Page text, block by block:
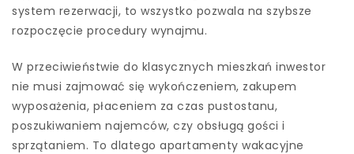
system rezerwacji, to wszystko pozwala na szybsze
rozpoczęcie procedury wynajmu.
W przeciwieństwie do klasycznych mieszkań inwestor
nie musi zajmować się wykończeniem, zakupem
wyposażenia, płaceniem za czas pustostanu,
poszukiwaniem najemców, czy obsługą gości i
sprzątaniem. To dlatego apartamenty wakacyjne